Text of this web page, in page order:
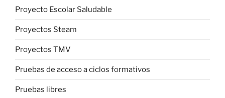
Proyecto Escolar Saludable
Proyectos Steam
Proyectos TMV
Pruebas de acceso a ciclos formativos
Pruebas libres